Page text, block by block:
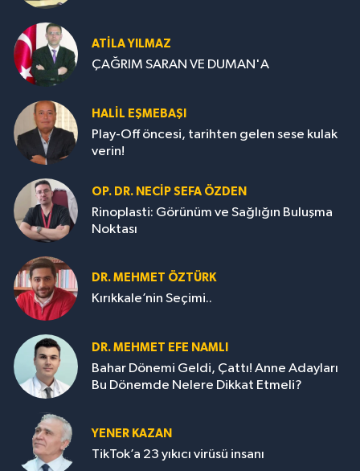
ATILA YILMAZ
ÇAĞRIM SARAN VE DUMAN'A
HALIL EŞMEBAŞI
Play-Off öncesi, tarihten gelen sese kulak
verin!
OP. DR. NECIP SEFA ÖZDEN
Rinoplasti: Görünüm ve Sağlığın Buluşma
Noktası
DR. MEHMET ÖZTÜRK
Kırıkkale’nin Seçimi..
DR. MEHMET EFE NAMLI
Bahar Dönemi Geldi, Çattı! Anne Adayları
Bu Dönemde Nelere Dikkat Etmeli?
YENER KAZAN
TikTok’a 23 yıkıcı virüsü insanı